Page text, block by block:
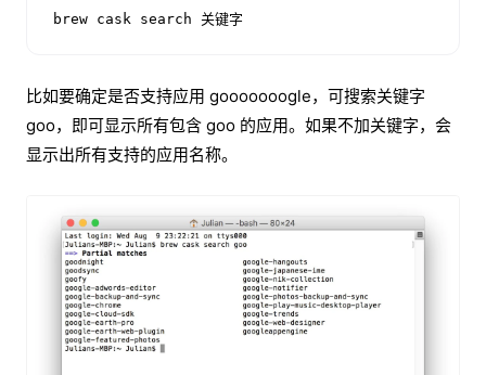
brew cask search 关键字
比如要确定是否支持应用 gooooooogle，可搜索关键字
goo，即可显示所有包含 goo 的应用。如果不加关键字，会
显示出所有支持的应用名称。